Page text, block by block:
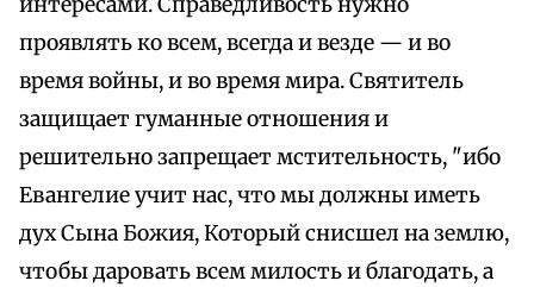
проявлять ко всем, всегда и везде — и во
время войны, и во время мира. Святитель
защищает гуманные отношения и
решительно запрещает мстительность, "ибо
Евангелие учит нас, что мы должны иметь
дух Сына Божия, Который снисшел на землю,
чтобы даровать всем милость и благодать, а